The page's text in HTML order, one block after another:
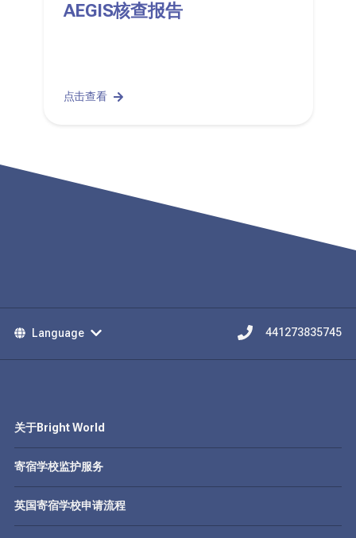
AEGIS核查报告
点击查看
Language 441273835745
关于Bright World
寄宿学校监护服务
英国寄宿学校申请流程